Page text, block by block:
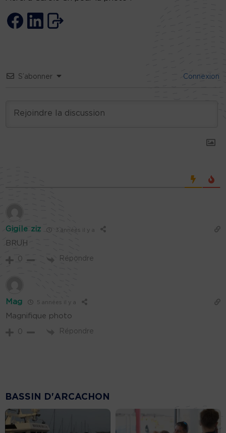
S’abonner Connexion
Gigile ziz 3 années il y a
BRUH
0 Répondre
Mag 5 années il y a
Magnifique photo
0 Répondre
BASSIN D'ARCACHON